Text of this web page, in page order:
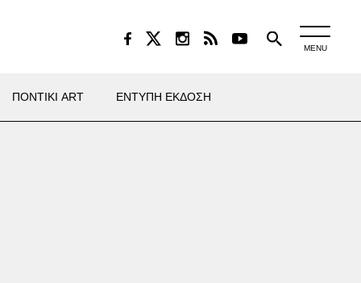
MENU
ΠΟΝΤΙΚΙ ART ΕΝΤΥΠΗ ΕΚΔΟΣΗ